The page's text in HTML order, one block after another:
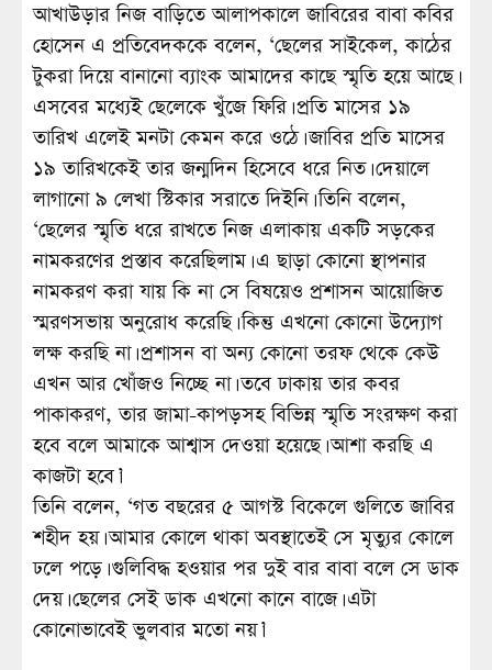
আখাউড়ার নিজ বাড়িতে আলাপকালে জাবিরের বাবা কবির
হোসেন এ প্রতিবেদককে বলেন, ‘ছেলের সাইকেল, কাঠের
টুকরা দিয়ে বানানো ব্যাংক আমাদের কাছে স্মৃতি হয়ে আছে।
এসবের মধ্যেই ছেলেকে খুঁজে ফিরি। প্রতি মাসের ১৯
তারিখ এলেই মনটা কেমন করে ওঠে। জাবির প্রতি মাসের
১৯ তারিখকেই তার জন্মদিন হিসেবে ধরে নিত। দেয়ালে
লাগানো ৯ লেখা স্টিকার সরাতে দিইনি। তিনি বলেন,
‘ছেলের স্মৃতি ধরে রাখতে নিজ এলাকায় একটি সড়কের
নামকরণের প্রস্তাব করেছিলাম। এ ছাড়া কোনো স্থাপনার
নামকরণ করা যায় কি না সে বিষয়েও প্রশাসন আয়োজিত
স্মরণসভায় অনুরোধ করেছি। কিন্তু এখনো কোনো উদ্যোগ
লক্ষ করছি না। প্রশাসন বা অন্য কোনো তরফ থেকে কেউ
এখন আর খোঁজও নিচ্ছে না। তবে ঢাকায় তার কবর
পাকাকরণ, তার জামা-কাপড়সহ বিভিন্ন স্মৃতি সংরক্ষণ করা
হবে বলে আমাকে আশ্বাস দেওয়া হয়েছে। আশা করছি এ
কাজটা হবে।’
তিনি বলেন, ‘গত বছরের ৫ আগস্ট বিকেলে গুলিতে জাবির
শহীদ হয়। আমার কোলে থাকা অবস্থাতেই সে মৃত্যুর কোলে
ঢলে পড়ে। গুলিবিদ্ধ হওয়ার পর দুই বার বাবা বলে সে ডাক
দেয়। ছেলের সেই ডাক এখনো কানে বাজে। এটা
কোনোভাবেই ভুলবার মতো নয়।’